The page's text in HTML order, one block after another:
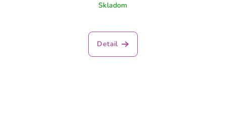
Skladom
Detail